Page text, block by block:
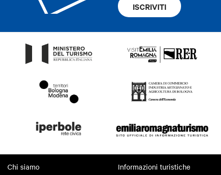
ISCRIVITI
Chi siamo
Informazioni turistiche